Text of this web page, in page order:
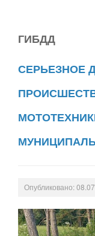
ГИБДД
СЕРЬЕЗНОЕ
Опубликовано: